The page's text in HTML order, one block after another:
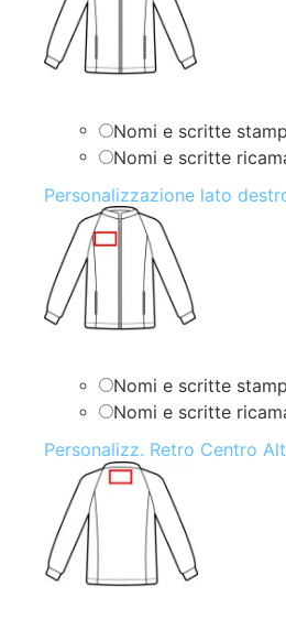
Nomi e scritte
Nomi e scritte
Personalizzazione lato
Nomi e scritte
Nomi e scritte
Personalizz. Retro Centro